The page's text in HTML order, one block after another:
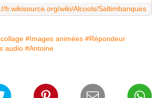
fr.wikisource.org/wiki/Alcools/Saltimbanques
#Images animées #Répondeur
audio #Antoine